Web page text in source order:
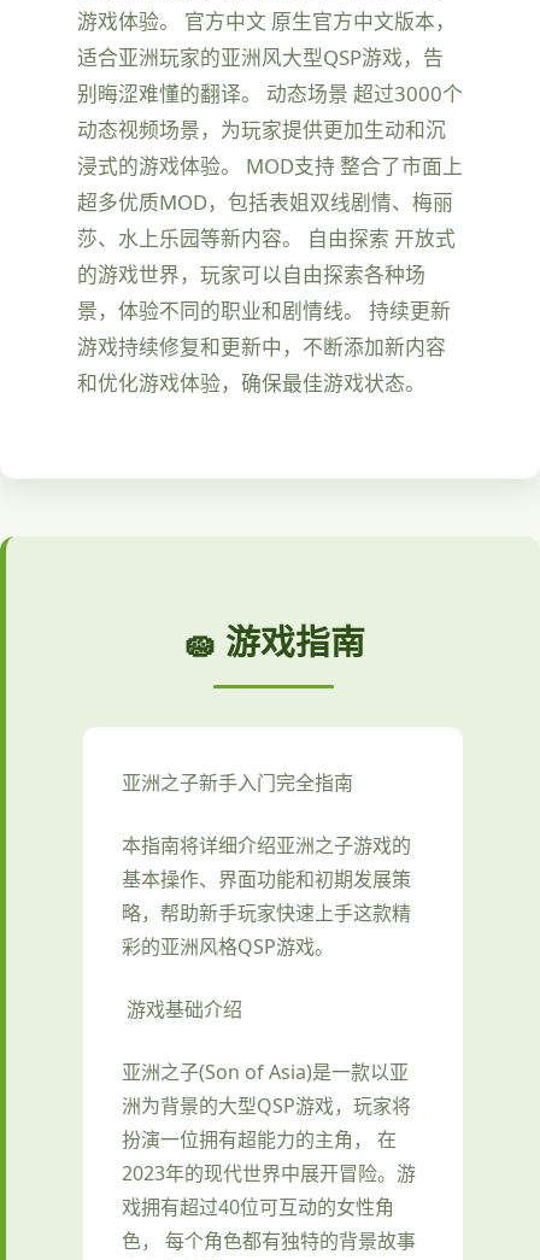
游戏体验。 官方中文 原生官方中文版本，
适合亚洲玩家的亚洲风大型QSP游戏，告
别晦涩难懂的翻译。 动态场景 超过3000个
动态视频场景，为玩家提供更加生动和沉
浸式的游戏体验。 MOD支持 整合了市面上
超多优质MOD，包括表姐双线剧情、梅丽
莎、水上乐园等新内容。 自由探索 开放式
的游戏世界，玩家可以自由探索各种场
景，体验不同的职业和剧情线。 持续更新
游戏持续修复和更新中，不断添加新内容
和优化游戏体验，确保最佳游戏状态。
🧽 游戏指南
亚洲之子新手入门完全指南
本指南将详细介绍亚洲之子游戏的
基本操作、界面功能和初期发展策
略，帮助新手玩家快速上手这款精
彩的亚洲风格QSP游戏。
游戏基础介绍
亚洲之子(Son of Asia)是一款以亚
洲为背景的大型QSP游戏，玩家将
扮演一位拥有超能力的主角， 在
2023年的现代世界中展开冒险。游
戏拥有超过40位可互动的女性角
色， 每个角色都有独特的背景故事